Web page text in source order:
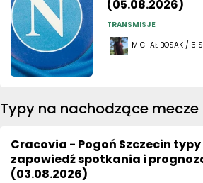
(05.08.2026)
TRANSMISJE
MICHAŁ BOSAK / 5
Typy na nachodzące mecze
Cracovia - Pogoń Szczecin typy
zapowiedź spotkania i
(03.08.2026)